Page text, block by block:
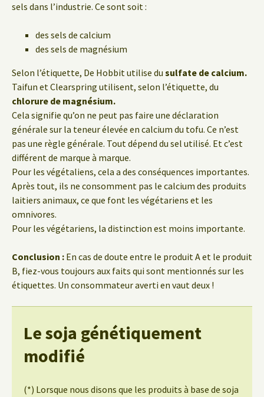
sels dans l’industrie. Ce sont soit :
des sels de calcium
des sels de magnésium
Selon l’étiquette, De Hobbit utilise du sulfate de calcium.
Taifun et Clearspring utilisent, selon l’étiquette, du
chlorure de magnésium.
Cela signifie qu’on ne peut pas faire une déclaration
générale sur la teneur élevée en calcium du tofu. Ce n’est
pas une règle générale. Tout dépend du sel utilisé. Et c’est
différent de marque à marque.
Pour les végétaliens, cela a des conséquences importantes.
Après tout, ils ne consomment pas le calcium des produits
laitiers animaux, ce que font les végétariens et les
omnivores.
Pour les végétariens, la distinction est moins importante.
Conclusion : En cas de doute entre le produit A et le produit
B, fiez-vous toujours aux faits qui sont mentionnés sur les
étiquettes. Un consommateur averti en vaut deux !
Le soja génétiquement
modifié
(*) Lorsque nous disons que les produits à base de soja